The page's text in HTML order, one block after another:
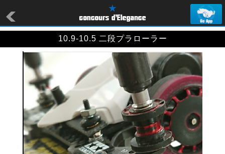
10.9-10.5 二段プラローラー